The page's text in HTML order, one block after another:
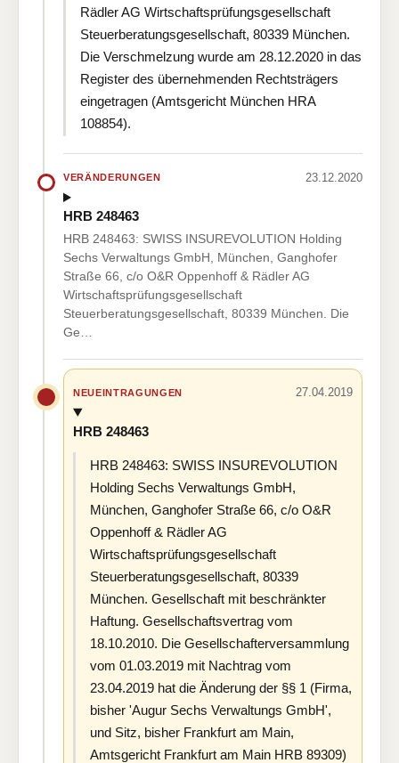
Rädler AG Wirtschaftsprüfungsgesellschaft
Steuerberatungsgesellschaft, 80339 München.
Die Verschmelzung wurde am 28.12.2020 in das
Register des übernehmenden Rechtsträgers
eingetragen (Amtsgericht München HRA
108854).
VERÄNDERUNGEN 23.12.2020
HRB 248463
HRB 248463: SWISS INSUREVOLUTION Holding
Sechs Verwaltungs GmbH, München, Ganghofer
Straße 66, c/o O&R Oppenhoff & Rädler AG
Wirtschaftsprüfungsgesellschaft
Steuerberatungsgesellschaft, 80339 München. Die
Ge…
NEUEINTRAGUNGEN 27.04.2019
HRB 248463
HRB 248463: SWISS INSUREVOLUTION
Holding Sechs Verwaltungs GmbH,
München, Ganghofer Straße 66, c/o O&R
Oppenhoff & Rädler AG
Wirtschaftsprüfungsgesellschaft
Steuerberatungsgesellschaft, 80339
München. Gesellschaft mit beschränkter
Haftung. Gesellschaftsvertrag vom
18.10.2010. Die Gesellschafterversammlung
vom 01.03.2019 mit Nachtrag vom
23.04.2019 hat die Änderung der §§ 1 (Firma,
bisher 'Augur Sechs Verwaltungs GmbH',
und Sitz, bisher Frankfurt am Main,
Amtsgericht Frankfurt am Main HRB 89309)